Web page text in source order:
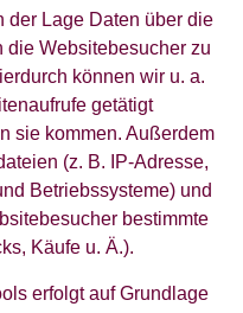
der Lage Daten über die
die Websitebesucher zu
können wir u. a.
getätigt
sie kommen. Außerdem
(z. B. IP-Adresse,
Betriebssysteme) und
bestimmte
Käufe u. Ä.).
erfolgt auf Grundlage